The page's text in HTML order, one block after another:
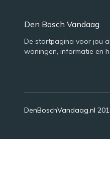
Den Bosch Vandaag
De startpagina voor jou
woningen, informatie en
DenBoschVandaag.nl